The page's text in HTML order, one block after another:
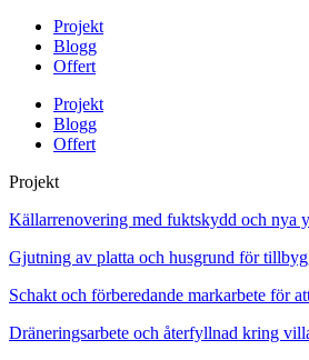
Projekt
Blogg
Offert
Projekt
Blogg
Offert
Projekt
Källarrenovering med fuktskydd och nya
Gjutning av platta och husgrund för
Schakt och förberedande markarbete för
Dräneringsarbete och återfyllnad kring